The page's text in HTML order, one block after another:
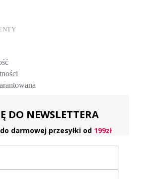
DO NEWSLETTERA
darmowej przesyłki od 199zł